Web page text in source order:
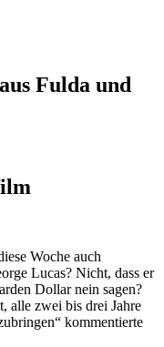
Fulda und
Woche auch
Lucas? Nicht, dass er
Dollar nein sagen?
alle zwei bis drei Jahre
kommentierte